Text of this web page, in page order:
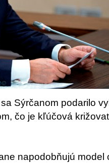
Sýrčanom podarilo
čo je kľúčová
napodobňujú model